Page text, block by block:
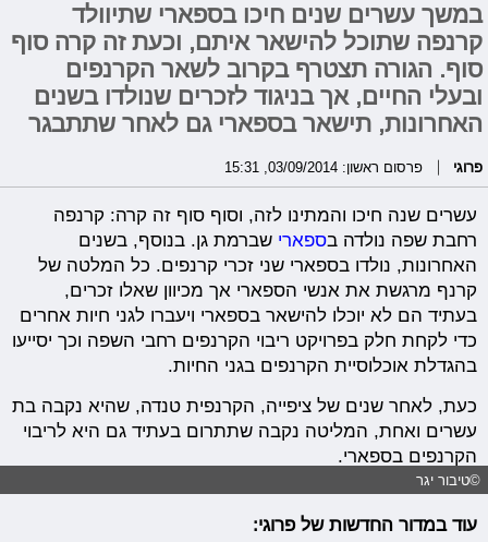
במשך עשרים שנים חיכו בספארי שתיוולד
קרנפה שתוכל להישאר איתם, וכעת זה קרה סוף
סוף. הגורה תצטרף בקרוב לשאר הקרנפים
ובעלי החיים, אך בניגוד לזכרים שנולדו בשנים
האחרונות, תישאר בספארי גם לאחר שתתבגר
פרוגי פרסום ראשון: 03/09/2014, 15:31
עשרים שנה חיכו והמתינו לזה, וסוף סוף זה קרה: קרנפה
רחבת שפה נולדה בספארי שברמת גן. בנוסף, בשנים
האחרונות, נולדו בספארי שני זכרי קרנפים. כל המלטה של
קרנף מרגשת את אנשי הספארי אך מכיוון שאלו זכרים,
בעתיד הם לא יוכלו להישאר בספארי ויעברו לגני חיות אחרים
כדי לקחת חלק בפרויקט ריבוי הקרנפים רחבי השפה וכך יסייעו
בהגדלת אוכלוסיית הקרנפים בגני החיות.
כעת, לאחר שנים של ציפייה, הקרנפית טנדה, שהיא נקבה בת
עשרים ואחת, המליטה נקבה שתתרום בעתיד גם היא לריבוי
הקרנפים בספארי.
©טיבור יגר
עוד במדור החדשות של פרוגי: